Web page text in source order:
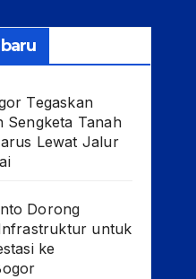
Tegaskan
Sengketa Tanah
Lewat Jalur
Dorong
untuk
ke